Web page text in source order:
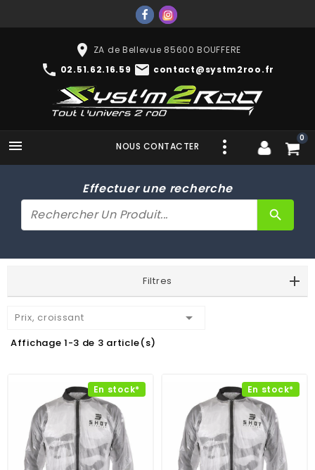
place ZA de Bellevue 85600 BOUFFERE
phone 02.51.62.16.59 mail contact@systm2roo.fr
 0
NOUS CONTACTER
Effectuer une recherche
search
Filtres
Prix, croissant 
Affichage 1-3 de 3 article(s)
En stock* En stock*